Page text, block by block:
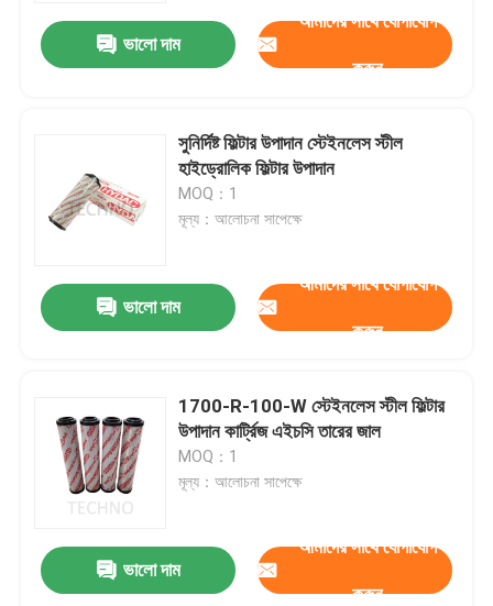
ভালো দাম
আমাদের সাথে যোগাযোগ
করুন
সুনির্দিষ্ট ফিল্টার উপাদান স্টেইনলেস স্টীল
হাইড্রোলিক ফিল্টার উপাদান
MOQ：1
মূল্য：আলোচনা সাপেক্ষে
ভালো দাম
আমাদের সাথে যোগাযোগ
করুন
1700-R-100-W স্টেইনলেস স্টীল ফিল্টার
উপাদান কার্ট্রিজ এইচসি তারের জাল
MOQ：1
মূল্য：আলোচনা সাপেক্ষে
ভালো দাম
আমাদের সাথে যোগাযোগ
করুন